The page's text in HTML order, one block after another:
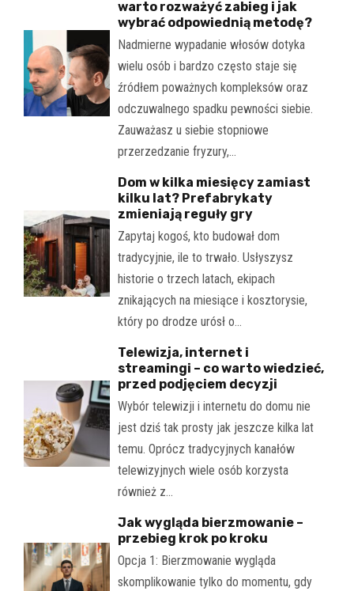
warto rozważyć zabieg i jak
wybrać odpowiednią metodę?
Nadmierne wypadanie włosów dotyka
wielu osób i bardzo często staje się
źródłem poważnych kompleksów oraz
odczuwalnego spadku pewności siebie.
Zauważasz u siebie stopniowe
przerzedzanie fryzury,…
Dom w kilka miesięcy zamiast
kilku lat? Prefabrykaty
zmieniają reguły gry
Zapytaj kogoś, kto budował dom
tradycyjnie, ile to trwało. Usłyszysz
historie o trzech latach, ekipach
znikających na miesiące i kosztorysie,
który po drodze urósł o…
Telewizja, internet i
streamingi – co warto wiedzieć,
przed podjęciem decyzji
Wybór telewizji i internetu do domu nie
jest dziś tak prosty jak jeszcze kilka lat
temu. Oprócz tradycyjnych kanałów
telewizyjnych wiele osób korzysta
również z…
Jak wygląda bierzmowanie –
przebieg krok po kroku
Opcja 1: Bierzmowanie wygląda
skomplikowanie tylko do momentu, gdy